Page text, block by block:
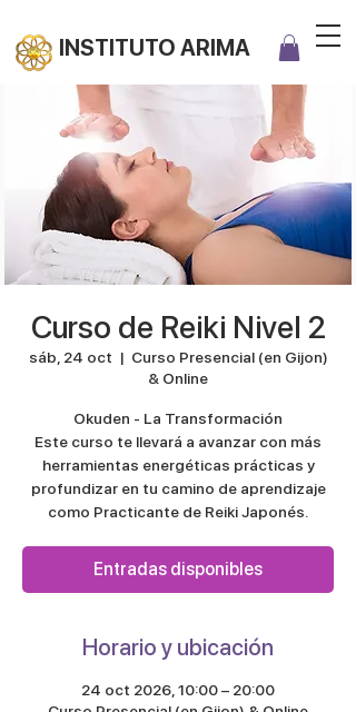
INSTITUTO ARIMA
Curso de Reiki Nivel 2
sáb, 24 oct
  |
Curso Presencial (en Gijon)
& Online
Okuden - La Transformación
Este curso te llevará a avanzar con más
herramientas energéticas prácticas y
profundizar en tu camino de aprendizaje
como Practicante de Reiki Japonés.
Entradas disponibles
Horario y ubicación
24 oct 2026, 10:00 – 20:00